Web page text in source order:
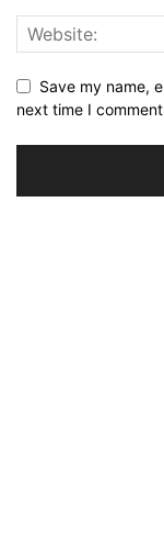
Save my name,
next time I